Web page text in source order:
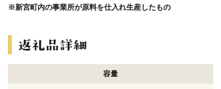
※新宮町内の事業所が原料を仕入れ生産したもの
容量